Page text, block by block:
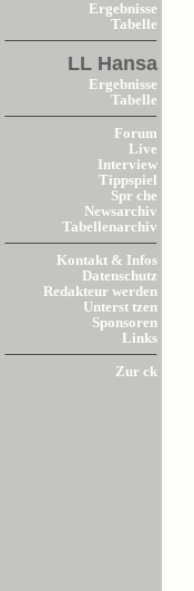
Ergebnisse
Tabelle
LL Hansa
Ergebnisse
Tabelle
Forum
Live
Interview
Tippspiel
Spr che
Newsarchiv
Tabellenarchiv
Kontakt & Infos
Datenschutz
Redakteur werden
Unterst tzen
Sponsoren
Links
Zur ck